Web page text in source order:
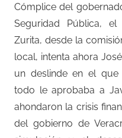
Cómplice del
Seguridad Pública, el
Zurita, desde la
local, intenta ahora
un deslinde en el que
todo le aprobaba a
ahondaron la crisis
del gobierno de